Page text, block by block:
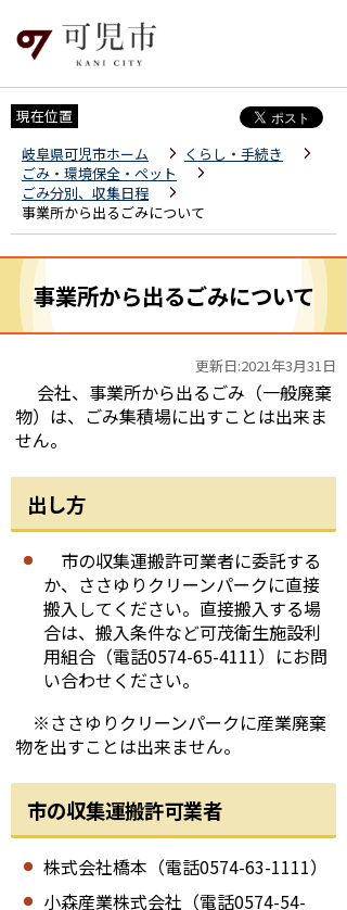
現在位置
岐阜県可児市ホーム
くらし・手続き
ごみ・環境保全・ペット
ごみ分別、収集日程
事業所から出るごみについて
事業所から出るごみについて
更新日:2021年3月31日
会社、事業所から出るごみ（一般廃棄
物）は、ごみ集積場に出すことは出来ま
せん。
出し方
市の収集運搬許可業者に委託する
か、ささゆりクリーンパークに直接
搬入してください。直接搬入する場
合は、搬入条件など可茂衛生施設利
用組合（電話0574-65-4111）にお問
い合わせください。
※ささゆりクリーンパークに産業廃棄
物を出すことは出来ません。
市の収集運搬許可業者
株式会社橋本（電話0574-63-1111）
小森産業株式会社（電話0574-54-